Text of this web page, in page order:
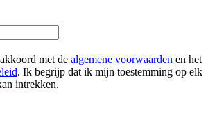
met de algemene voorwaarden en het
. Ik begrijp dat ik mijn toestemming op elk
intrekken.